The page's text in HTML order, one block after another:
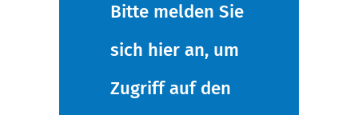
Bitte melden Sie
sich hier an, um
Zugriff auf den